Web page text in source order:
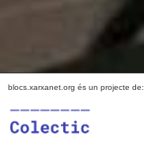
blocs.xarxanet.org és un projecte de: